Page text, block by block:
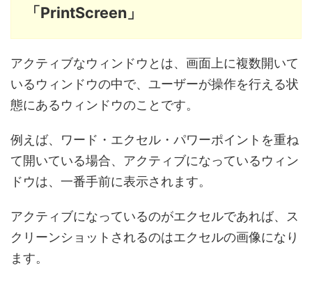
「PrintScreen」
アクティブなウィンドウとは、画面上に複数開いて
いるウィンドウの中で、ユーザーが操作を行える状
態にあるウィンドウのことです。
例えば、ワード・エクセル・パワーポイントを重ね
て開いている場合、アクティブになっているウィン
ドウは、一番手前に表示されます。
アクティブになっているのがエクセルであれば、ス
クリーンショットされるのはエクセルの画像になり
ます。